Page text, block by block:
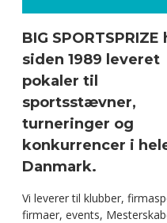
BIG SPORTSPRIZE
siden 1989 leveret
pokaler til
sportsstævner,
turneringer og
konkurrencer i
Danmark.
Vi leverer til klubber,
firmaer, events,